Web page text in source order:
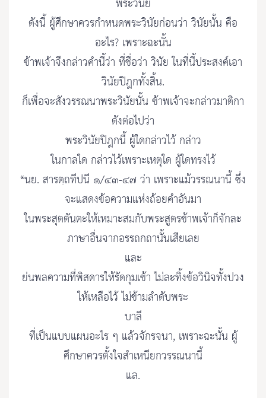
พระวินัย
ดังนี้ ผู้ศึกษาควรกําหนดพระวินัยก่อนว่า วินัยนั้น คือ
อะไร? เพราะฉะนั้น
ข้าพเจ้าจึงกล่าวคํานี้ว่า ที่ชื่อว่า วินัย ในที่นี้ประสงค์เอา
วินัยปิฎกทั้งสิ้น.
ก็เพื่อจะสังวรรณนาพระวินัยนั้น ข้าพเจ้าจะกล่าวมาติกา
ดังต่อไปว่า
พระวินัยปิฎกนี้ ผู้ใดกล่าวไว้ กล่าว
ในกาลใด กล่าวไว้เพราะเหตุใด ผู้ใดทรงไว้
*นย. สารตฺถทีปนี ๑/๔๓-๔๗ ว่า เพราะแม้วรรณนานี้ ซึ่ง
จะแสดงข้อความแห่งถ้อยคําอันมา
ในพระสุตตันตะให้เหมาะสมกับพระสูตรข้าพเจ้าก็จักละ
ภาษาอื่นจากอรรถกถานั้นเสียเลย
และ
ย่นพลความที่พิสดารให้รัดกุมเข้า ไม่ละทิ้งข้อวินิจทั้งปวง
ให้เหลือไว้ ไม่ข้ามลําดับพระ
บาลี
ที่เป็นแบบแผนอะไร ๆ แล้วจักรจนา, เพราะฉะนั้น ผู้
ศึกษาควรตั้งใจสําเหนียกวรรณนานี้
แล.